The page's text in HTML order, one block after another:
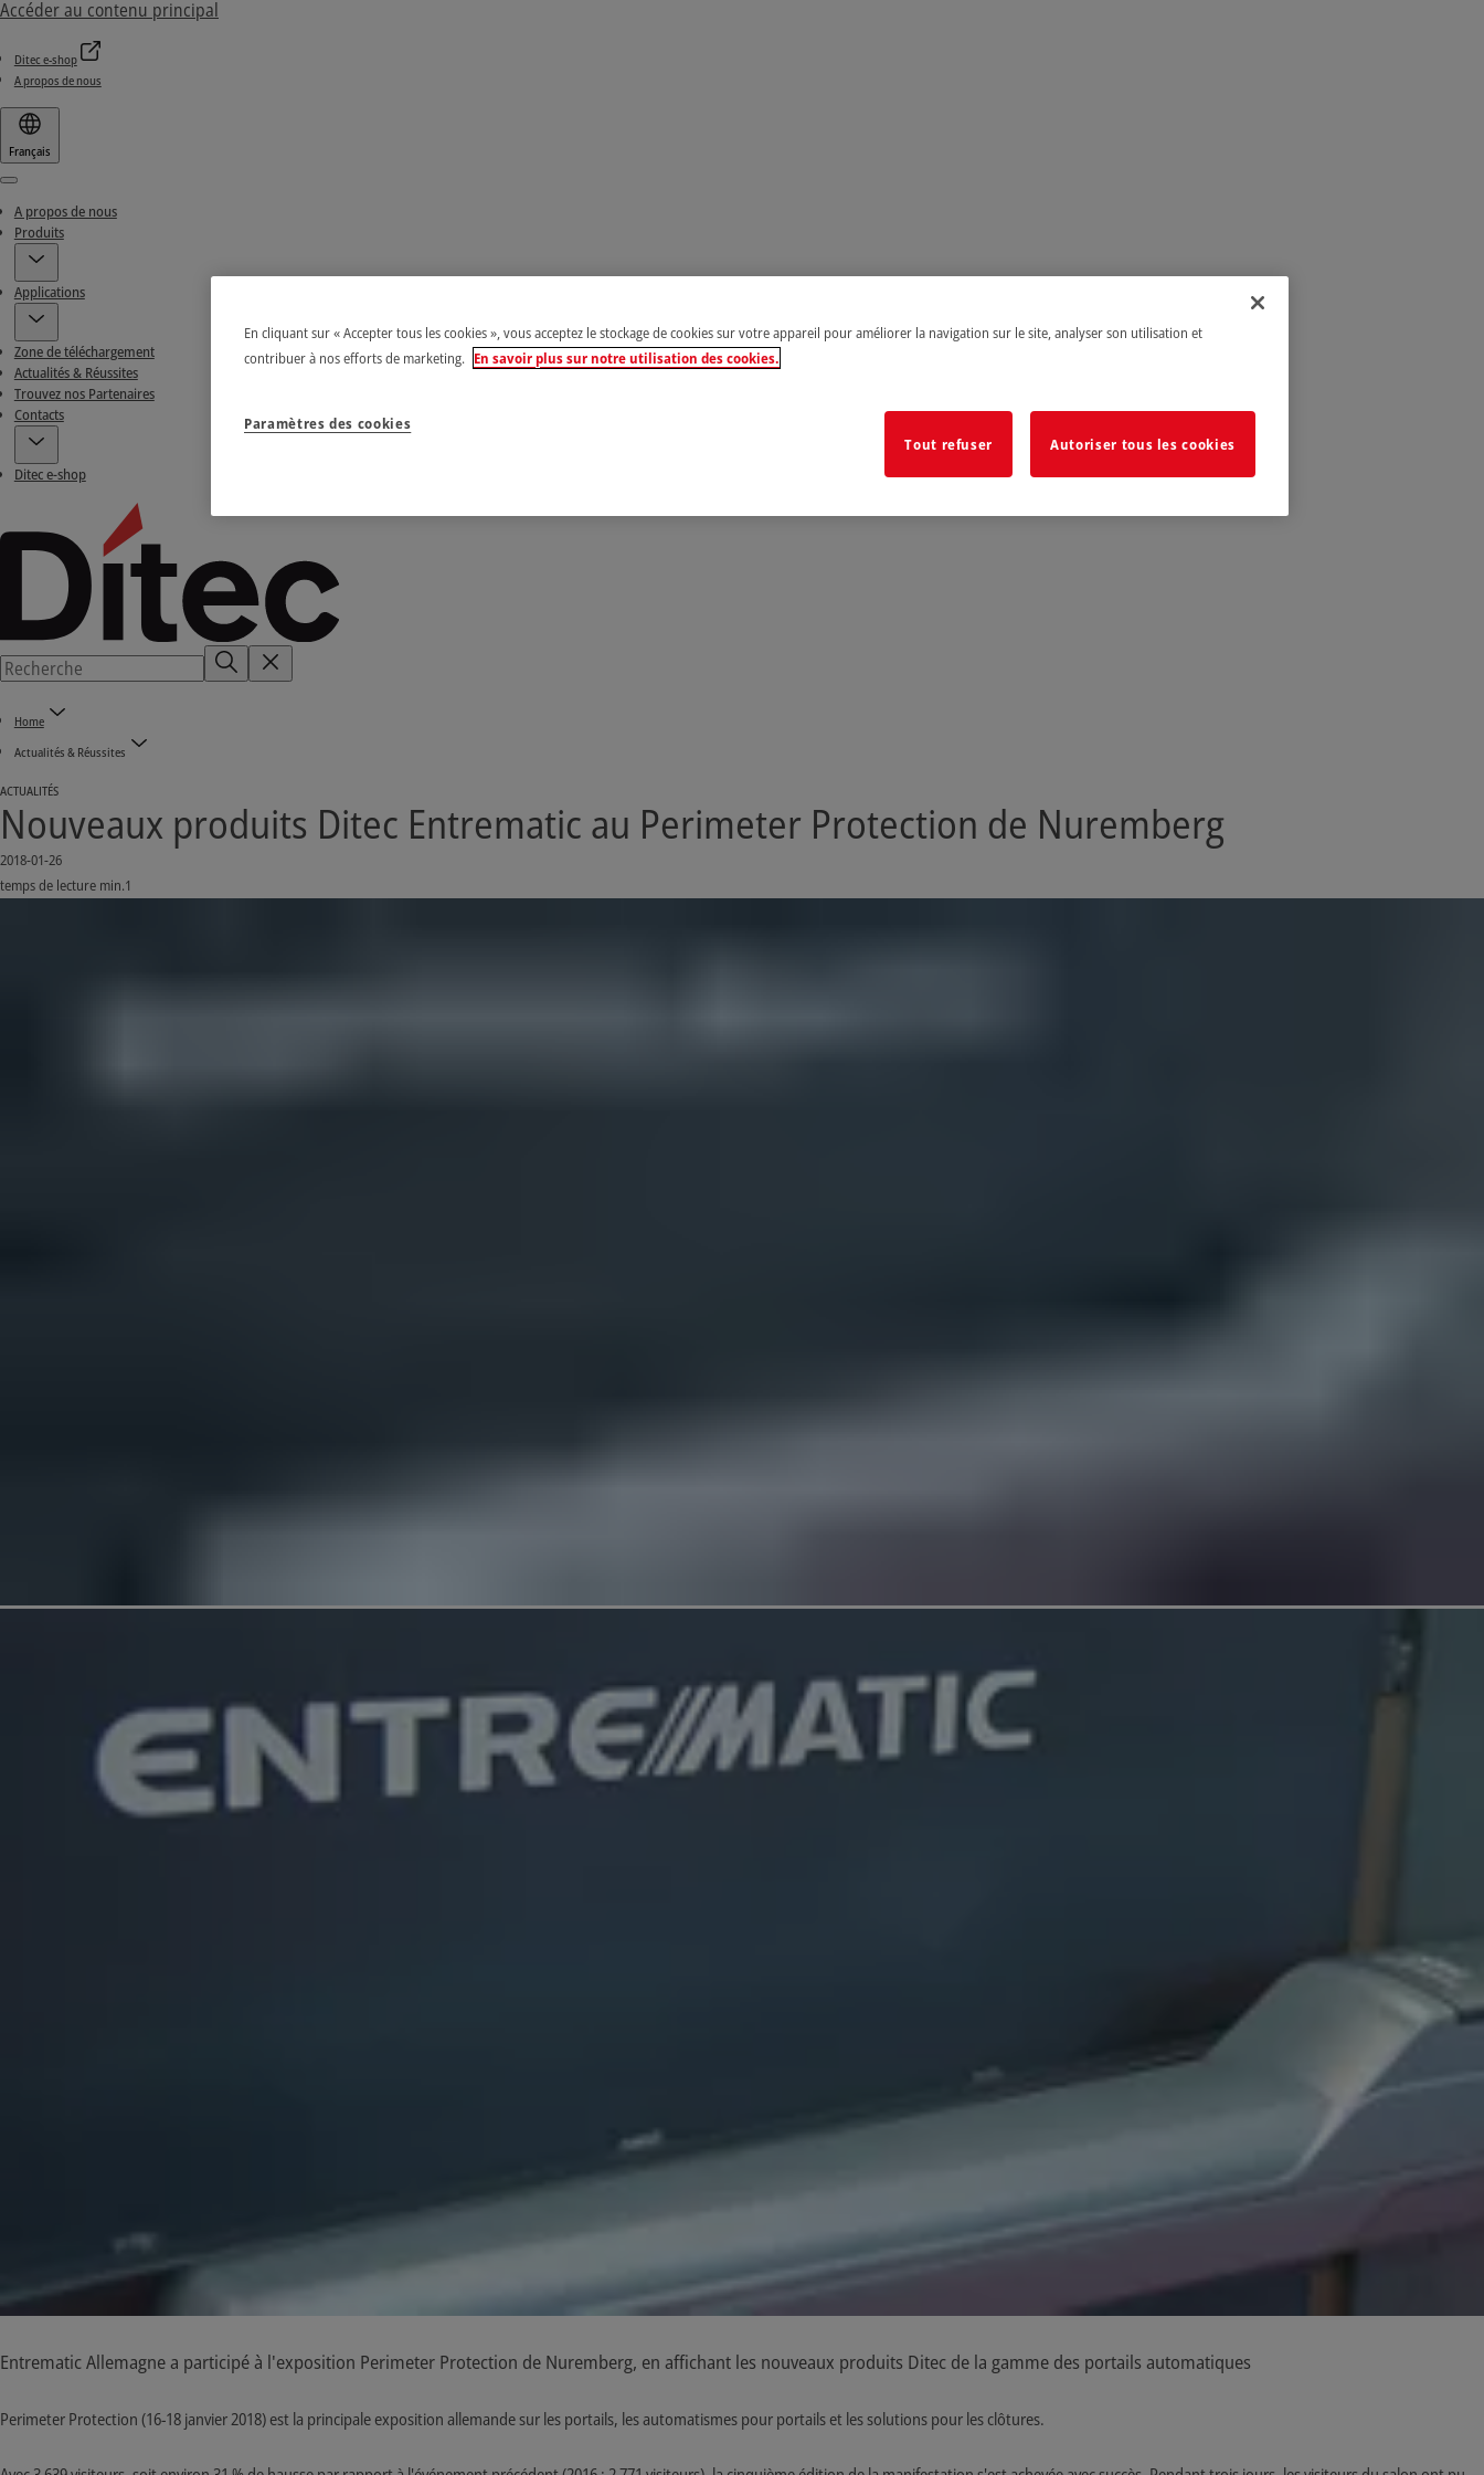
Accéder au contenu principal
Ditec e-shop
A propos de nous
Français
Menu
A propos de nous
Produits
Applications
Zone de téléchargement
Actualités & Réussites
Trouvez nos Partenaires
Contacts
Ditec e-shop
Home
Actualités & Réussites
ACTUALITÉS
Nouveaux produits Ditec Entrematic au Perimeter Protection de Nuremberg
2018-01-26
temps de lecture min.1
Entrematic Allemagne a participé à l'exposition Perimeter Protection de Nuremberg, en affichant les nouveaux produits Ditec de la gamme des portails automatiques
Perimeter Protection (16-18 janvier 2018) est la principale exposition allemande sur les portails, les automatismes pour portails et les solutions pour les clôtures.
En cliquant sur « Accepter tous les cookies », vous acceptez le stockage de cookies sur votre appareil pour améliorer la navigation sur le site, analyser son utilisation et
contribuer à nos efforts de marketing. En savoir plus sur notre utilisation des cookies.
Tout refuser Autoriser tous les cookies
Paramètres des cookies